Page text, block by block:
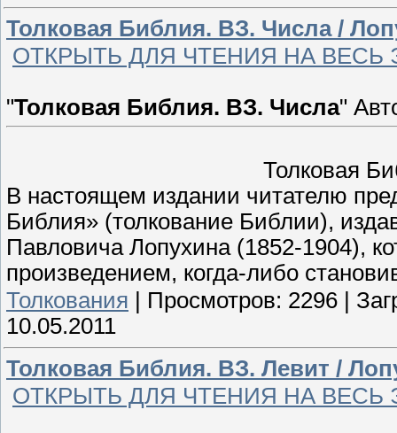
Толковая Библия. ВЗ. Числа /
ОТКРЫТЬ ДЛЯ ЧТЕНИЯ НА ВЕСЬ
"Толковая Библия. ВЗ. Числа"
Толковая
В настоящем издании читателю
Библия» (толкование Библии),
Павловича Лопухина (1852-1904),
произведением, когда-либо
Толкования
Просмотров: 2296
10.05.2011
Толковая Библия. ВЗ. Левит /
ОТКРЫТЬ ДЛЯ ЧТЕНИЯ НА ВЕСЬ